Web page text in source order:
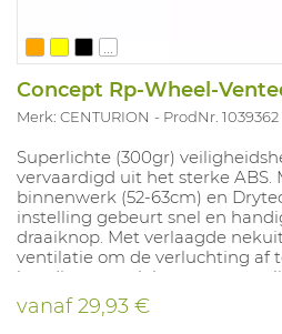
...
Concept Rp-Wheel-
Merk: CENTURION ProdNr. 1039362
Superlichte (300gr)
vervaardigd uit het sterke ABS.
binnenwerk (52-63cm) en
instelling gebeurt snel en
draaiknop. Met verlaagde
ventilatie om de verluchting af
handig oppervlak voor
voor opbouw van gehoor- en
Kleuren: wit, geel, oranje, rood,
vanaf29,93 €